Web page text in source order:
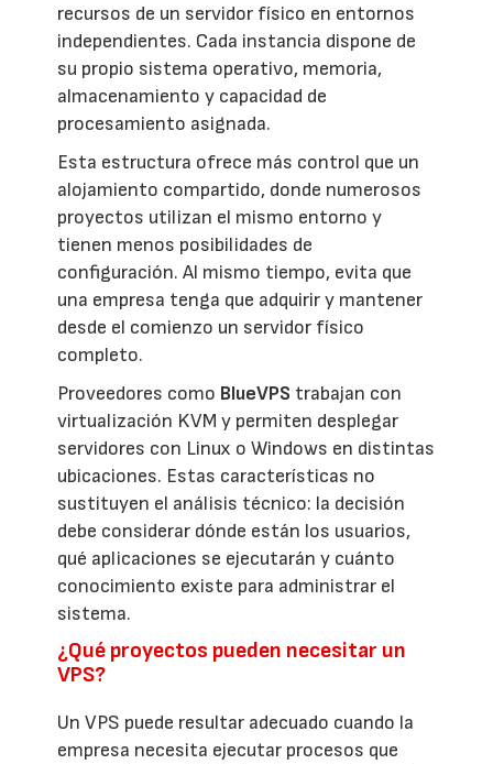
recursos de un servidor físico en entornos
independientes. Cada instancia dispone de
su propio sistema operativo, memoria,
almacenamiento y capacidad de
procesamiento asignada.
Esta estructura ofrece más control que un
alojamiento compartido, donde numerosos
proyectos utilizan el mismo entorno y
tienen menos posibilidades de
configuración. Al mismo tiempo, evita que
una empresa tenga que adquirir y mantener
desde el comienzo un servidor físico
completo.
Proveedores como BlueVPS trabajan con
virtualización KVM y permiten desplegar
servidores con Linux o Windows en distintas
ubicaciones. Estas características no
sustituyen el análisis técnico: la decisión
debe considerar dónde están los usuarios,
qué aplicaciones se ejecutarán y cuánto
conocimiento existe para administrar el
sistema.
¿Qué proyectos pueden necesitar un
VPS?
Un VPS puede resultar adecuado cuando la
empresa necesita ejecutar procesos que